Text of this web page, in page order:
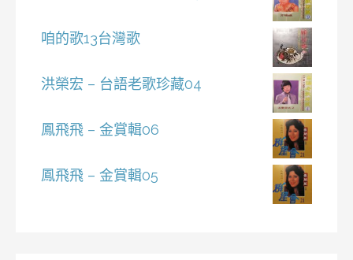
咱的歌13台灣歌
洪榮宏 – 台語老歌珍藏04
鳳飛飛 – 金賞輯06
鳳飛飛 – 金賞輯05